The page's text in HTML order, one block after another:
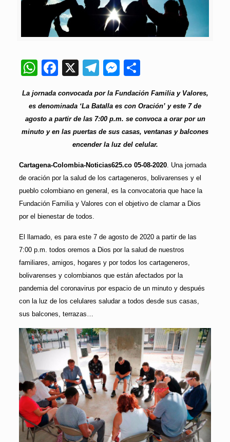
WhatsApp
Facebook
X Telegram
Messenger
La jornada convocada por la Fundación Familia y Valores,
es denominada ‘La Batalla es con Oración’ y este 7 de
agosto a partir de las 7:00 p.m. se convoca a orar por un
minuto y en las puertas de sus casas, ventanas y balcones
encender la luz del celular.
Cartagena-Colombia-Noticias625.co 05-08-2020. Una jornada
de oración por la salud de los cartageneros, bolivarenses y el
pueblo colombiano en general, es la convocatoria que hace la
Fundación Familia y Valores con el objetivo de clamar a Dios
por el bienestar de todos.
El llamado, es para este 7 de agosto de 2020 a partir de las
7:00 p.m. todos oremos a Dios por la salud de nuestros
familiares, amigos, hogares y por todos los cartageneros,
bolivarenses y colombianos que están afectados por la
pandemia del coronavirus por espacio de un minuto y después
con la luz de los celulares saludar a todos desde sus casas,
sus balcones, terrazas…